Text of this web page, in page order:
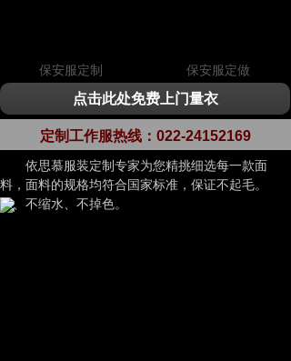
保安服定做
保安服定制
点击此处免费上门量衣
定制工作服热线： 022-24152169
依思慕服装定制专家为您精挑细选每一款面
料，面料的规格均符合国家标准，保证不起毛。
球、不缩水、不掉色。